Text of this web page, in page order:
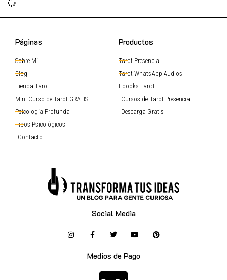
Páginas
Sobre Mí
Blog
Tienda Tarot
Mini Curso de Tarot GRATIS
Psicología Profunda
Tipos Psicológicos
Contacto
Productos
Tarot Presencial
Tarot WhatsApp Audios
Ebooks Tarot
Cursos de Tarot Presencial
Descarga Gratis
Social Media
Medios de Pago